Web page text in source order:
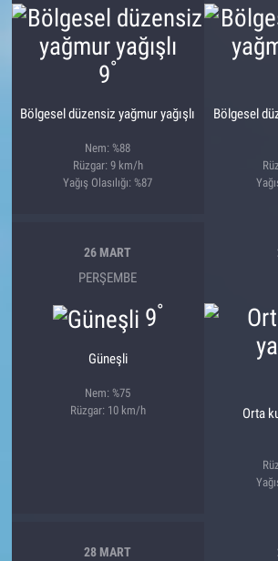
9°
Bölgesel düzensiz yağmur yağışlı
Nem: %88
Rüzgar: 9 km/h
Yağış Olasılığı: %87
Bölgesel
26 MART
PERŞEMBE
9°
Güneşli
Nem: %75
Rüzgar: 10 km/h
Orta
28 MART